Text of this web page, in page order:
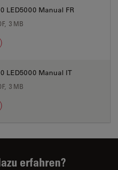
LED5000 Manual FR
3 MB
LED5000 Manual IT
3 MB
erfahren?